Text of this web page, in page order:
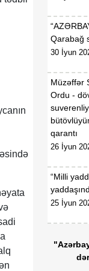
Tatyana
Tarixi
ABŞ-
mərhələ
Qarabağ
30 İyun
Müzəffər
Ordu -
qarantı
26 İyun
“Milli
25 İyun